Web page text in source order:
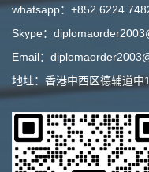
whatsapp：+852 6224
Skype：
Email：
地址：香港中西区德辅道中